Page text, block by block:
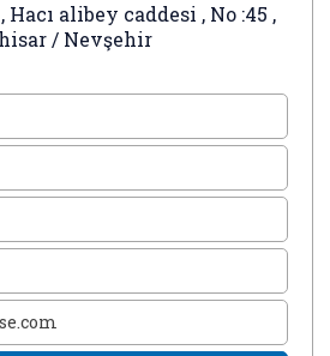
alibey caddesi , No :45 ,
/ Nevşehir